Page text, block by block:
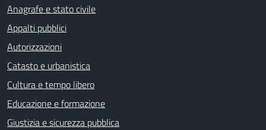
Anagrafe e stato civile
Appalti pubblici
Autorizzazioni
Catasto e urbanistica
Cultura e tempo libero
Educazione e formazione
Giustizia e sicurezza pubblica